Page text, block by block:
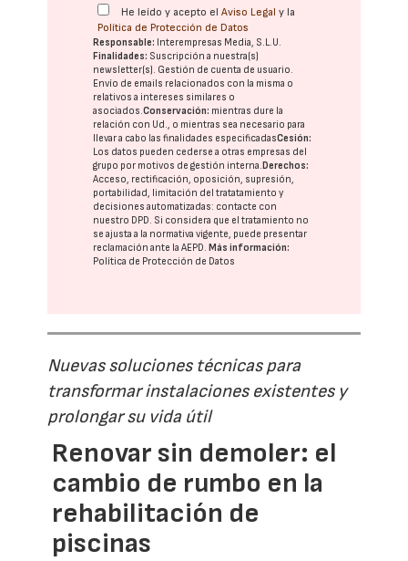
He leído y acepto elAviso Legal y la
Política de Protección de Datos
Responsable: Interempresas Media, S.L.U.
Finalidades: Suscripción a nuestra(s)
newsletter(s). Gestión de cuenta de usuario.
Envío de emails relacionados con la misma o
relativos a intereses similares o
asociados.Conservación: mientras dure la
relación con Ud., o mientras sea necesario para
llevar a cabo las finalidades especificadasCesión:
Los datos pueden cederse a otras empresas del
grupo por motivos de gestión interna.Derechos:
Acceso, rectificación, oposición, supresión,
portabilidad, limitación del tratatamiento y
decisiones automatizadas: contacte con
nuestro DPD. Si considera que el tratamiento no
se ajusta a la normativa vigente, puede presentar
reclamación ante laAEPD.Más información:
Política de Protección de Datos
Nuevas soluciones técnicas para
transformar instalaciones existentes y
prolongar su vida útil
Renovar sin demoler: el
cambio de rumbo en la
rehabilitación de
piscinas